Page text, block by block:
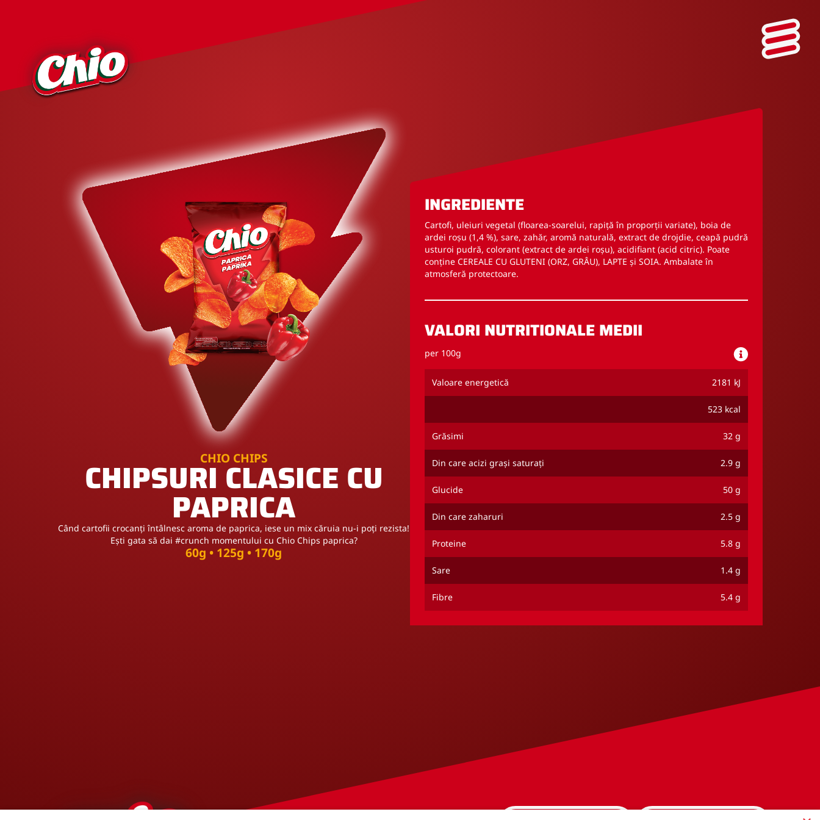
CHIO CHIPS
CHIPSURI CLASICE CU
PAPRICA
Când cartofii crocanți întâlnesc aroma de paprica, iese un mix căruia nu-i poți rezista!
Ești gata să dai #crunch momentului cu Chio Chips paprica?
60g • 125g • 170g
INGREDIENTE
Cartofi, uleiuri vegetal (floarea-soarelui, rapiță în proporții variate), boia de
ardei roșu (1,4 %), sare, zahăr, aromă naturală, extract de drojdie, ceapă pudră
usturoi pudră, colorant (extract de ardei roșu), acidifiant (acid citric). Poate
conține CEREALE CU GLUTENI (ORZ, GRÂU), LAPTE și SOIA. Ambalate în
atmosferă protectoare.
VALORI NUTRITIONALE MEDII
per 100g
Valoare energetică 2181 kJ
523 kcal
Grăsimi 32 g
Din care acizi grași saturați 2.9 g
Glucide 50 g
Din care zaharuri 2.5 g
Proteine 5.8 g
Sare 1.4 g
Fibre 5.4 g